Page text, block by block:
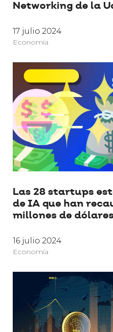
Networking de la
17 julio 2024
Economía
Las 28 startups
de IA que han
millones de
16 julio 2024
Economía